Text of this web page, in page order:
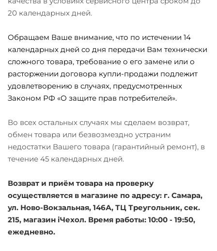
20 календарных дней.
Обращаем Ваше внимание, что по истечении 14
календарных дней со дня передачи Вам технически
сложного товара, требование о его замене или о
расторжении договора купли-продажи подлежит
удовлетворению в случаях, предусмотренных
Законом РФ «О защите прав потребителей».
Во всех остальных случаях мы сделаем возврат,
обмен товара или безвозмездно устраним
недостатки Вашего товара (гарантийный ремонт), в
течение 45 календарных дней.
Возврат и приём товара на проверку
осуществляется в магазине по адресу: г. Самара,
ул. Ново-Вокзальная, 146А, ТЦ Треугольник, сек.
215, магазин iЧехол. Время работы: 10:00 - 19:50,
ежедневно.